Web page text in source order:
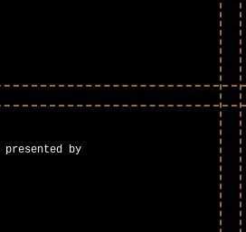
presented by